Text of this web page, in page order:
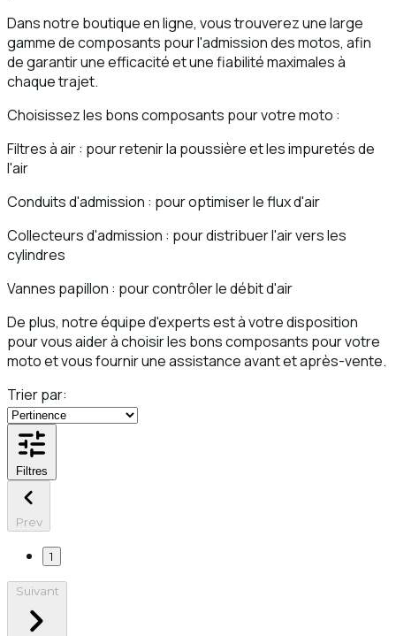
Dans notre boutique en ligne, vous trouverez une large
gamme de composants pour l'admission des motos, afin
de garantir une efficacité et une fiabilité maximales à
chaque trajet.
Choisissez les bons composants pour votre moto :
Filtres à air : pour retenir la poussière et les impuretés de
l'air
Conduits d'admission : pour optimiser le flux d'air
Collecteurs d'admission : pour distribuer l'air vers les
cylindres
Vannes papillon : pour contrôler le débit d'air
De plus, notre équipe d'experts est à votre disposition
pour vous aider à choisir les bons composants pour votre
moto et vous fournir une assistance avant et après-vente.
Trier par:
Filtres
Prev
1